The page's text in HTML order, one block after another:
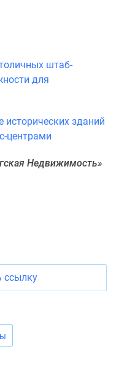
штаб-
для
зданий
центрами
Недвижимость»
ссылку